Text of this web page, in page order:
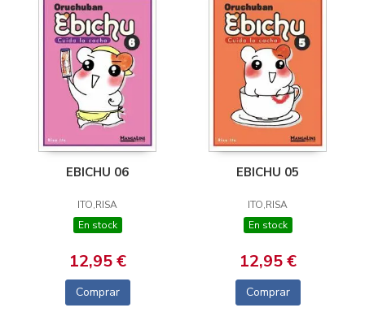
EBICHU 06
ITO,RISA
En stock
12,95 €
Comprar
EBICHU 05
ITO,RISA
En stock
12,95 €
Comprar